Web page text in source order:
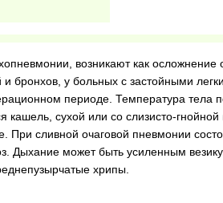
возникают как осложнение
и бронхов, у больных с застойными
периоде. Температура тела
кашель, сухой или со слизисто-
При сливной очаговой пневмонии
Дыхание может быть усиленным
хрипы.